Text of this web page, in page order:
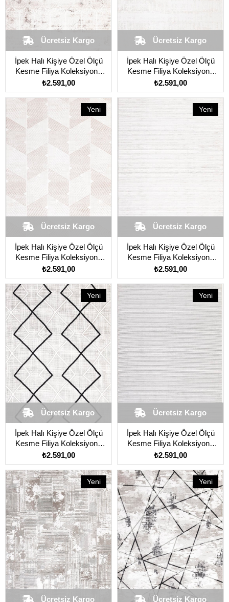
İpek Halı Kişiye Özel Ölçü
Kesme Filiya Koleksiyonu
11300 Krem
₺2.591,00
Ücretsiz Kargo
İpek Halı Kişiye Özel Ölçü
Kesme Filiya Koleksiyonu
11301 Krem
₺2.591,00
Ücretsiz Kargo
İpek Halı Kişiye Özel Ölçü
Kesme Filiya Koleksiyonu
11302 Krem
₺2.591,00
Ücretsiz Kargo
Yeni
Ürün
İpek Halı Kişiye Özel Ölçü
Kesme Filiya Koleksiyonu
11303 Krem
₺2.591,00
Ücretsiz Kargo
Yeni
İpek Halı Kişiye Özel Ölçü
Kesme Filiya Koleksiyonu
11350 Krem
₺2.591,00
Ücretsiz Kargo
Yeni
Ürün
İpek Halı Kişiye Özel Ölçü
Kesme Filiya Koleksiyonu
11351 Gri
₺2.591,00
Ücretsiz Kargo
Yeni
Ürün
Ücretsiz Kargo
Yeni
Ürün
Ücretsiz Kargo
Yeni
Ürün